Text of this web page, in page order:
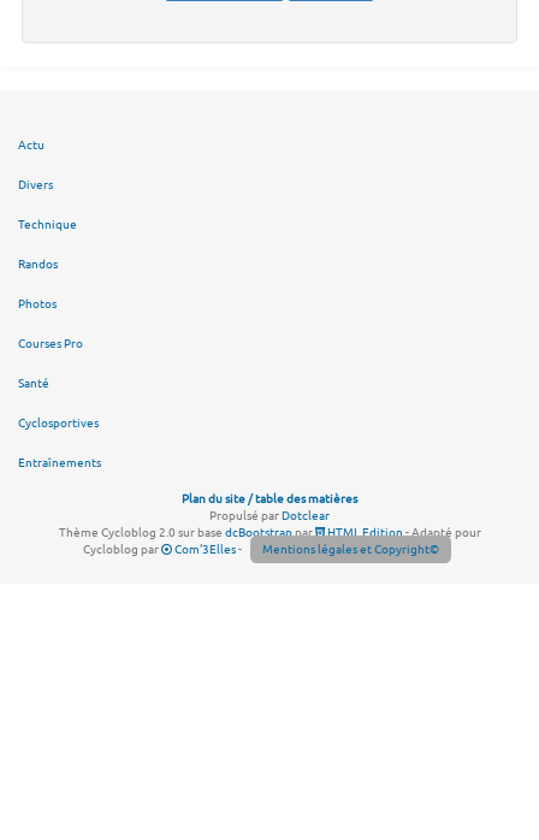
Actu
Divers
Technique
Randos
Photos
Courses Pro
Santé
Cyclosportives
Entraînements
Plan du site / table des matières
Propulsé parDotclear
Thème Cycloblog 2.0 sur base dcBootstrappar HTML Edition- Adapté pour
Cycloblog par
Com'3Elles- Mentions légales et Copyright©